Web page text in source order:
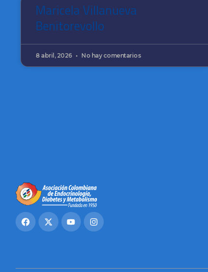
Maricela Villanueva
Benitorevollo
8 abril, 2026 No hay comentarios